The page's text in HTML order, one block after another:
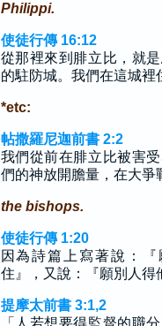
Philippi.
使徒行傳 16:12
從那裡來到腓立比，就
的駐防城。我們在這城裡
*etc:
帖撒羅尼迦前書 2:2
我們從前在腓立比被害
們的神放開膽量，在大爭
the bishops.
使徒行傳 1:20
因為詩篇上寫著說：
住』，又說：『願別人得
提摩太前書 3:1,2
「人若想要得監督的職